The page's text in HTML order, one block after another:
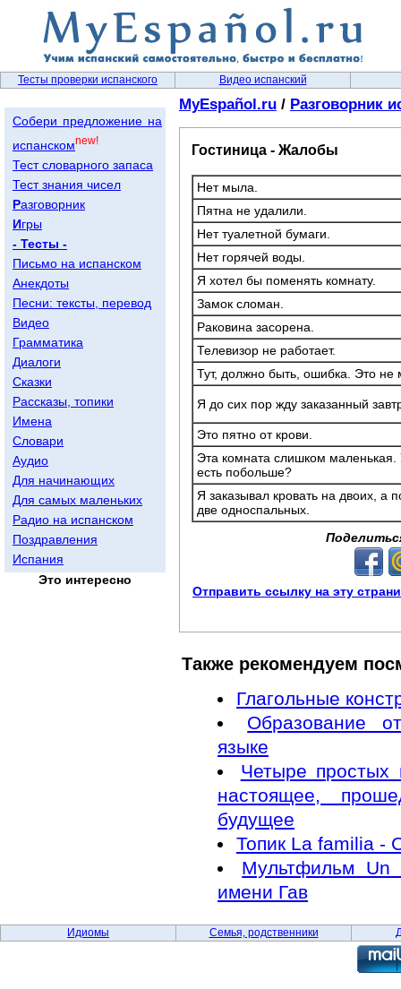
Тесты проверки испанского Видео испанский
Собери предложение на
испанскомnew!
Тест словарного запаса
Тест знания чисел
Разговорник
Игры
- Тесты -
Письмо на испанском
Анекдоты
Песни: тексты, перевод
Видео
Грамматика
Диалоги
Сказки
Рассказы, топики
Имена
Словари
Аудио
Для начинающих
Для самых маленьких
Радио на испанском
Поздравления
Испания
Это интересно
MyEspañol.ru / Разговорник
Гостиница - Жалобы
Нет мыла.
Пятна не удалили.
Нет туалетной бумаги.
Нет горячей воды.
Я хотел бы поменять комнату.
Замок сломан.
Раковина засорена.
Телевизор не работает.
Тут, должно быть, ошибка. Это не
Я до сих пор жду заказанный
Это пятно от крови.
Эта комната слишком маленькая.
есть побольше?
Я заказывал кровать на двоих, а
две односпальных.
Отправить ссылку на эту
Также рекомендуем
Глагольные
Образование
языке
Четыре простых
настоящее,
будущее
Топик La familia -
Мультфильм
имени Гав
Идиомы Семья, родственники